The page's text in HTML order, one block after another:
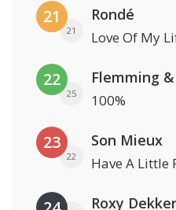
21
21
Rondé
Love Of My
22
25
Flemming
100%
23
22
Son Mieux
Have A Little
Roxy Dekker